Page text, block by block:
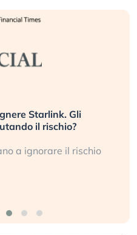
Starlink. Gli
il rischio?
a ignorare il rischio